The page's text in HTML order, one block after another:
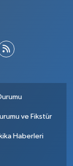
ve Fikstür
Haberleri